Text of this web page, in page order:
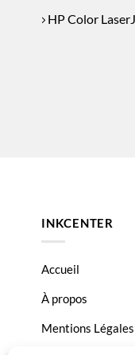
HP Color
INKCENTER
Accueil
À propos
Mentions Légales